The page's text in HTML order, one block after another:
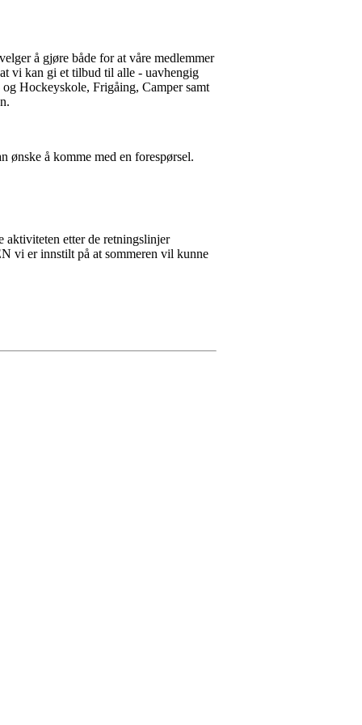
å gjøre både for at våre medlemmer
vi kan gi et tilbud til alle - uavhengig
Hockeyskole, Frigåing, Camper samt
ønske å komme med en forespørsel.
etter de retningslinjer
vi er innstilt på at sommeren vil kunne